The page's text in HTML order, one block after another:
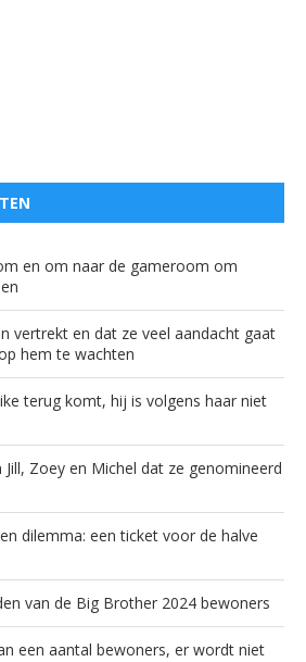
en om naar de gameroom om
vertrekt en dat ze veel aandacht gaat
hem te wachten
terug komt, hij is volgens haar niet
Zoey en Michel dat ze genomineerd
dilemma: een ticket voor de halve
van de Big Brother 2024 bewoners
een aantal bewoners, er wordt niet